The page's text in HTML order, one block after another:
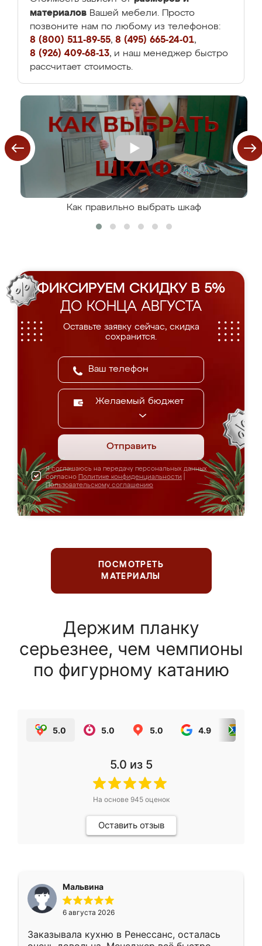
материалов Вашей мебели. Просто
позвоните нам по любому из телефонов:
8 (800) 511-89-55, 8 (495) 665-24-01,
8 (926) 409-68-13, и наш менеджер быстро
рассчитает стоимость.
Как правильно выбрать шкаф
ФИКСИРУЕМ СКИДКУ В 5%
ДО КОНЦА АВГУСТА
Оставьте заявку сейчас, скидка
сохранится.
Желаемый бюджет
Отправить
Я соглашаюсь на передачу персональных данных
согласно Политике конфиденциальности
Пользовательскому соглашению
ПОСМОТРЕТЬ
МАТЕРИАЛЫ
Держим планку
серьезнее, чем чемпионы
по фигурному катанию
5.0 5.0 5.0 4.9
5.0 из 5
На основе 945оценок
Оставить отзыв
Мальвина
6 августа 2026
Заказывала кухню в Ренессанс, осталась